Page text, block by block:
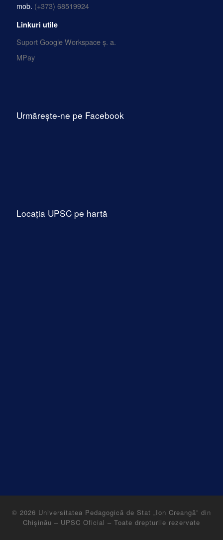
mob. (+373) 68519924
Linkuri utile
Suport Google Workspace ș. a.
MPay
Urmărește-ne pe Facebook
Locația UPSC pe hartă
© 2026 Universitatea Pedagogică de Stat „Ion Creangă” din
Chișinău – UPSC Oficial – Toate drepturile rezervate